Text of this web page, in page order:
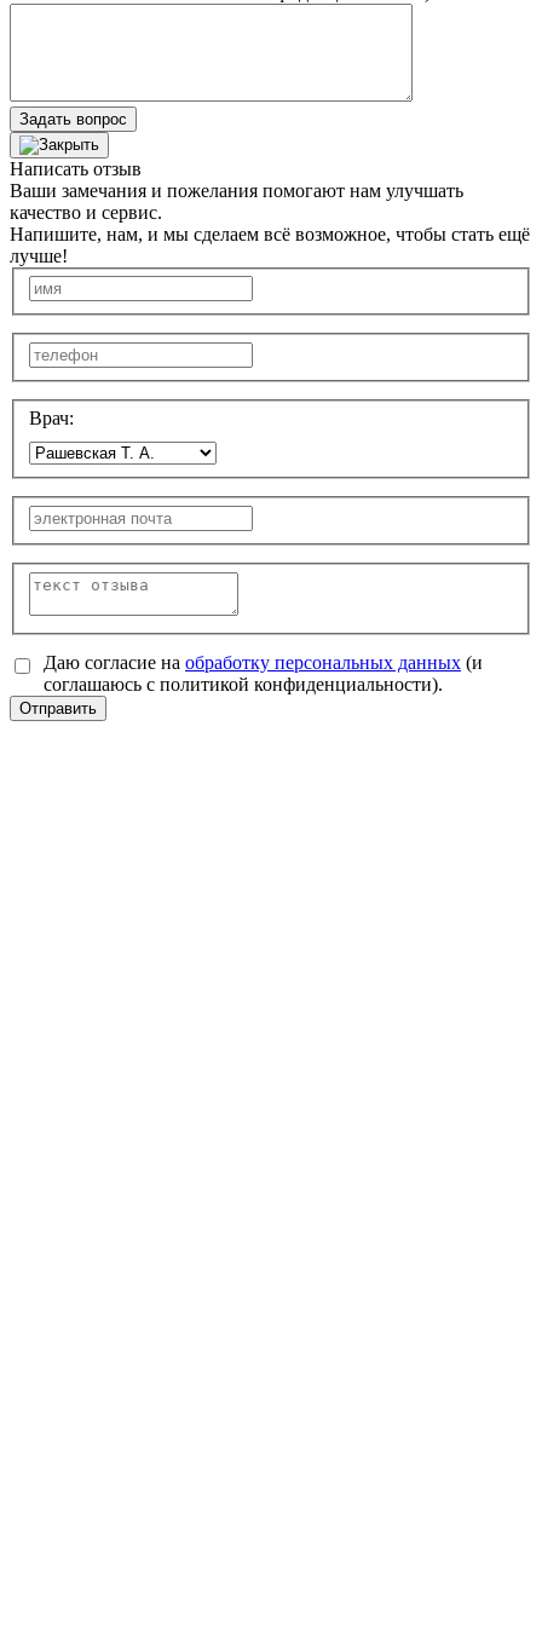
Задать вопрос
Написать отзыв
Ваши замечания и пожелания помогают нам улучшать
качество и сервис.
Напишите, нам, и мы сделаем всё возможное, чтобы стать ещё
лучше!
Врач:
Даю согласие на обработку персональных данных (и
соглашаюсь с политикой конфиденциальности).
Отправить